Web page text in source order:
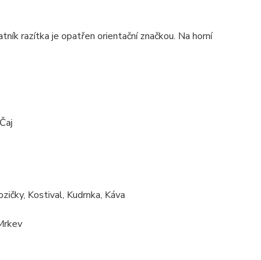
razítka je opatřen orientační značkou. Na horní
Kostival, Kudrnka, Káva